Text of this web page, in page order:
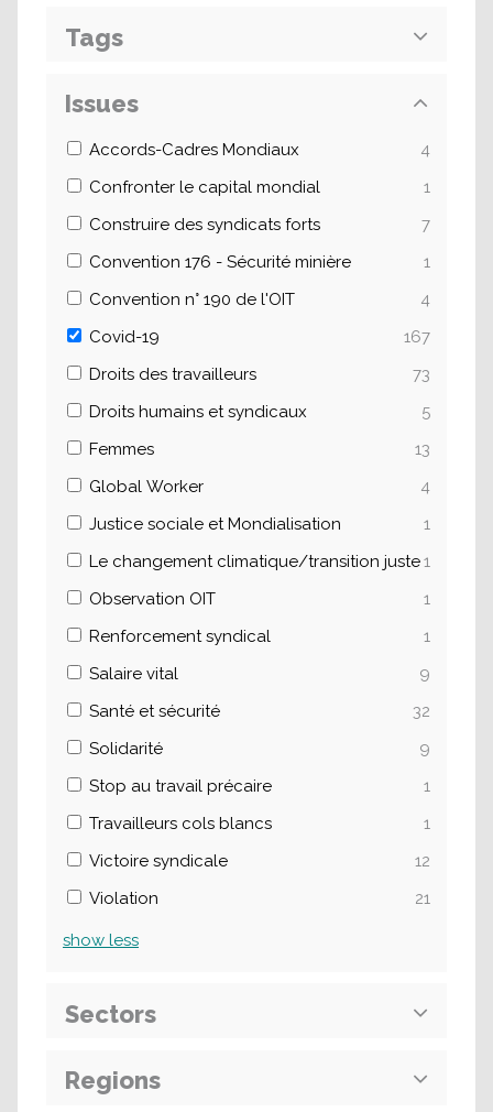
Tags
Issues
Accords-Cadres Mondiaux
4
Confronter le capital mondial
1
Construire des syndicats forts
7
Convention 176 - Sécurité minière
1
Convention n° 190 de l'OIT
4
Covid-19
167
Droits des travailleurs
73
Droits humains et syndicaux
5
Femmes
13
Global Worker
4
Justice sociale et Mondialisation
1
Le changement climatique/transition juste1
Observation OIT
1
Renforcement syndical
1
Salaire vital
9
Santé et sécurité
32
Solidarité
9
Stop au travail précaire
1
Travailleurs cols blancs
1
Victoire syndicale
12
Violation
21
show less
Sectors
Regions